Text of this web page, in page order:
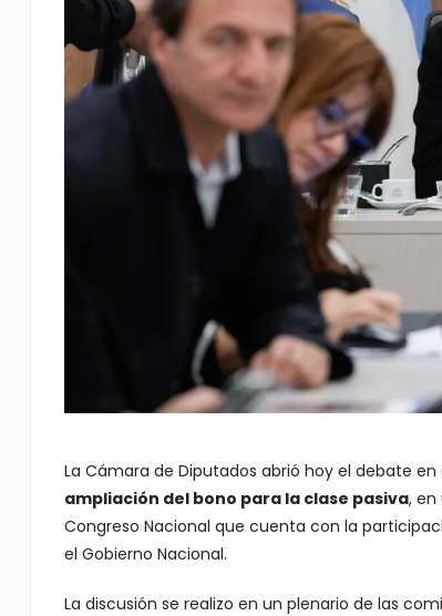
La Cámara de Diputados abrió hoy el debate en
ampliación del bono para la clase pasiva, en
Congreso Nacional que cuenta con la
el Gobierno Nacional.
La discusión se realizo en un plenario de las